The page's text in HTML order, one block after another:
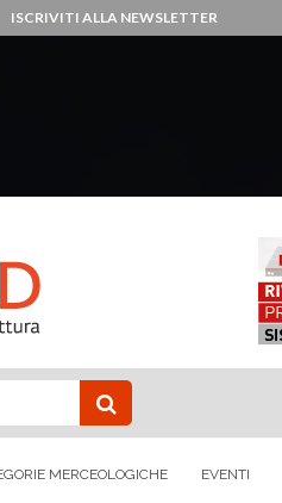
ISCRIVITI ALLA NEWSLETTER
MERCEOLOGICHE EVENTI